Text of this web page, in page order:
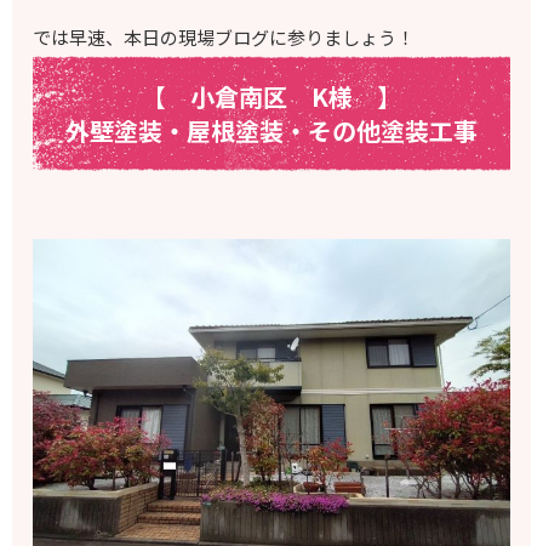
では早速、本日の現場ブログに参りましょう！
【 小倉南区 K様】
外壁塗装・屋根塗装・その他塗装工事